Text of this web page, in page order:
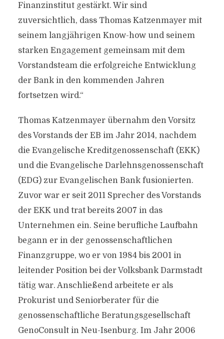
Finanzinstitut gestärkt. Wir sind
zuversichtlich, dass Thomas Katzenmayer mit
seinem langjährigen Know-how und seinem
starken Engagement gemeinsam mit dem
Vorstandsteam die erfolgreiche Entwicklung
der Bank in den kommenden Jahren
fortsetzen wird.“
Thomas Katzenmayer übernahm den Vorsitz
des Vorstands der EB im Jahr 2014, nachdem
die Evangelische Kreditgenossenschaft (EKK)
und die Evangelische Darlehnsgenossenschaft
(EDG) zur Evangelischen Bank fusionierten.
Zuvor war er seit 2011 Sprecher des Vorstands
der EKK und trat bereits 2007 in das
Unternehmen ein. Seine berufliche Laufbahn
begann er in der genossenschaftlichen
Finanzgruppe, wo er von 1984 bis 2001 in
leitender Position bei der Volksbank Darmstadt
tätig war. Anschließend arbeitete er als
Prokurist und Seniorberater für die
genossenschaftliche Beratungsgesellschaft
GenoConsult in Neu-Isenburg. Im Jahr 2006